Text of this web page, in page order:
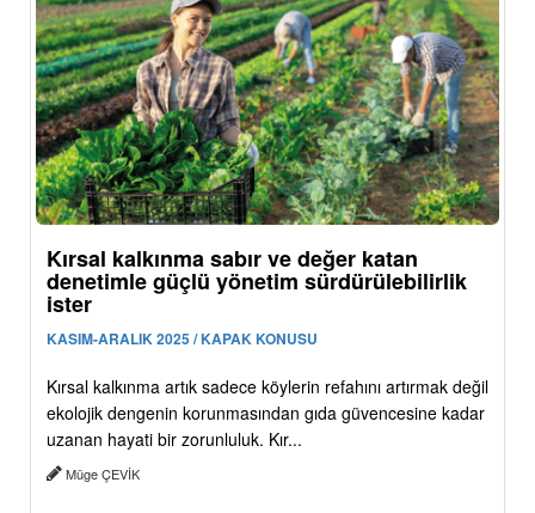
Kırsal kalkınma sabır ve değer katan
denetimle güçlü yönetim sürdürülebilirlik
ister
KASIM-ARALIK 2025 / KAPAK KONUSU
Kırsal kalkınma artık sadece köylerin refahını artırmak değil
ekolojik dengenin korunmasından gıda güvencesine kadar
uzanan hayati bir zorunluluk. Kır...
Müge ÇEVİK